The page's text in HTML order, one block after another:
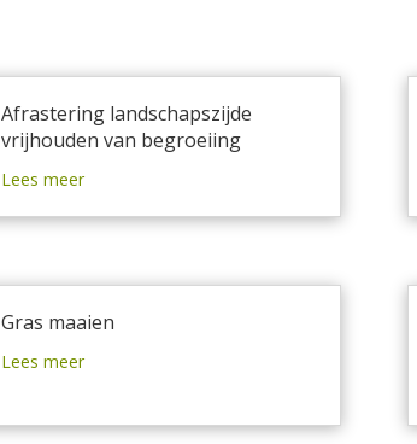
Afrastering landschapszijde
vrijhouden van begroeiing
Lees meer
Gras maaien
Lees meer